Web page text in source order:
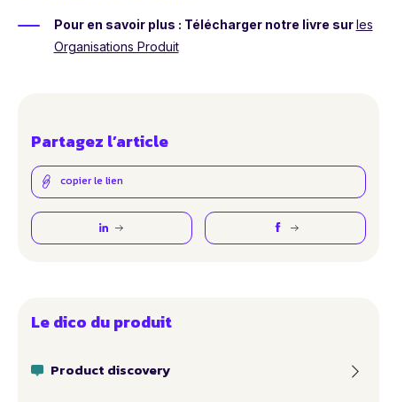
Pour en savoir plus : Télécharger notre livre surles
Organisations Produit
Partagez l’article
copier le lien
Le dico du produit
Product discovery